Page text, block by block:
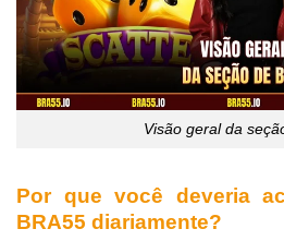
Visão geral da
Por que você deveria
BRA55 diariamente?